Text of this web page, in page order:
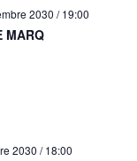
2030 / 19:00
MARQ
2030 / 18:00